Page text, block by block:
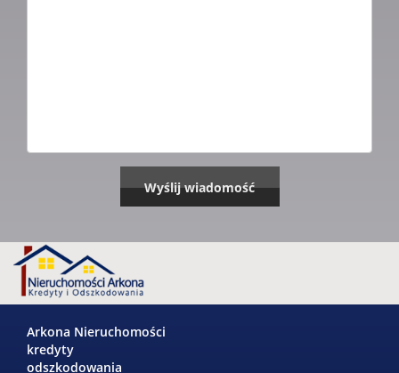
Arkona Nieruchomości
kredyty
odszkodowania